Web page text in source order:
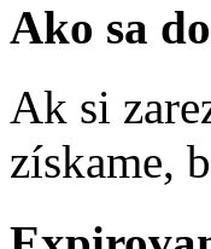
Ako sa
Ak si
získame,